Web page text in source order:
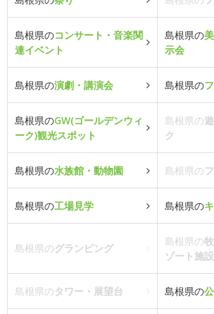
島根県のコンサート・音楽関
連イベント
島根県の
示会
島根県の演劇・講演会 島根県の
島根県のGW(ゴールデンウィ
ーク)観光スポット
島根県の
ク
島根県の水族館・動物園 島根県の
島根県の工場見学 島根県の
島根県のグランピング
島根県の
ゾート施設
島根県のタワー・展望台 島根県の